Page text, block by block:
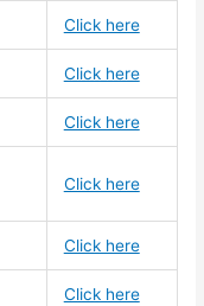
Click here
Click here
Click here
Click here
Click here
Click here